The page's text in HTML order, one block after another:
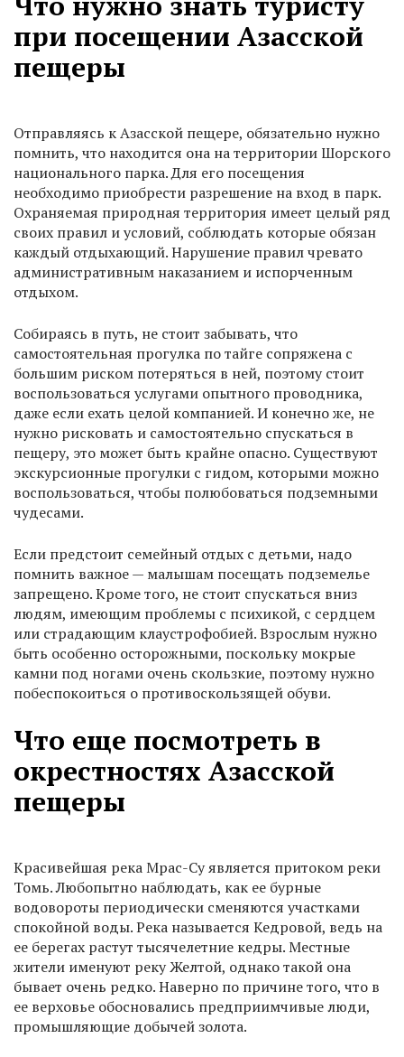
при посещении Азасской
пещеры
Отправляясь к Азасской пещере, обязательно нужно
помнить, что находится она на территории Шорского
национального парка. Для его посещения
необходимо приобрести разрешение на вход в парк.
Охраняемая природная территория имеет целый ряд
своих правил и условий, соблюдать которые обязан
каждый отдыхающий. Нарушение правил чревато
административным наказанием и испорченным
отдыхом.
Собираясь в путь, не стоит забывать, что
самостоятельная прогулка по тайге сопряжена с
большим риском потеряться в ней, поэтому стоит
воспользоваться услугами опытного проводника,
даже если ехать целой компанией. И конечно же, не
нужно рисковать и самостоятельно спускаться в
пещеру, это может быть крайне опасно. Существуют
экскурсионные прогулки с гидом, которыми можно
воспользоваться, чтобы полюбоваться подземными
чудесами.
Если предстоит семейный отдых с детьми, надо
помнить важное — малышам посещать подземелье
запрещено. Кроме того, не стоит спускаться вниз
людям, имеющим проблемы с психикой, с сердцем
или страдающим клаустрофобией. Взрослым нужно
быть особенно осторожными, поскольку мокрые
камни под ногами очень скользкие, поэтому нужно
побеспокоиться о противоскользящей обуви.
Что еще посмотреть в
окрестностях Азасской
пещеры
Красивейшая река Мрас-Су является притоком реки
Томь. Любопытно наблюдать, как ее бурные
водовороты периодически сменяются участками
спокойной воды. Река называется Кедровой, ведь на
ее берегах растут тысячелетние кедры. Местные
жители именуют реку Желтой, однако такой она
бывает очень редко. Наверно по причине того, что в
ее верховье обосновались предприимчивые люди,
промышляющие добычей золота.